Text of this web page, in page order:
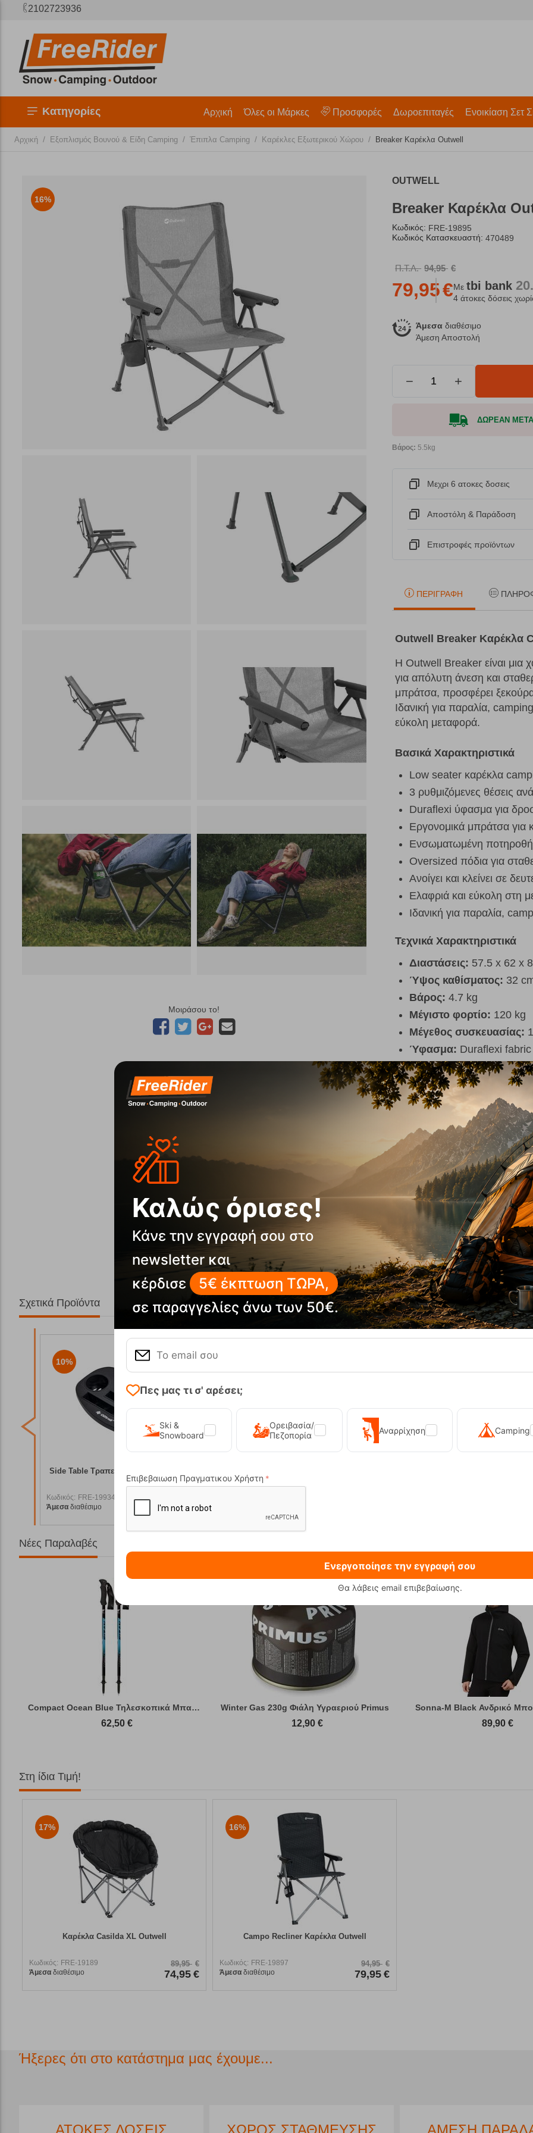
2102723936
Κατηγορίες Αρχική Όλες οι Μάρκες Προσφορές Δωροεπιταγές Ενοικίαση Σετ
Αρχική / Εξοπλισμός Βουνού & Είδη Camping / Έπιπλα Camping / Καρέκλες Eξωτερικού Χώρου / Breaker Καρέκλα Outwell
16%
Μοιράσου το!
OUTWELL
Breaker Καρέκλα
Κωδικός: FRE-19895
Κωδικός Κατασκευαστή: 470489
Π.Τ.Λ. 94,95 €
79,95€Μεtbi bank
4 άτοκες δόσεις
Άμεσα διαθέσιμο
Άμεση Αποστολή
− +
ΔΩΡΕΑΝ
Βάρος: 5.5kg
Μεχρι 6 ατοκες δοσεις
Αποστόλη & Παράδοση
Eπιστροφές προϊόντων
ΠΕΡΙΓΡΑΦΉ
Outwell Breaker Καρέκλα
Η Outwell Breaker είναι μια
για απόλυτη άνεση και
μπράτσα, προσφέρει
Ιδανική για παραλία,
εύκολη μεταφορά.
Βασικά Χαρακτηριστικά
Low seater καρέκλα
3 ρυθμιζόμενες θέσεις
Duraflexi ύφασμα για
Εργονομικά μπράτσα για
Ενσωματωμένη
Oversized πόδια για
Ανοίγει και κλείνει σε
Ελαφριά και εύκολη στη
Ιδανική για παραλία,
Τεχνικά Χαρακτηριστικά
Διαστάσεις: 57.5 x 62 x
Ύψος καθίσματος: 32
Βάρος: 4.7 kg
Μέγιστο φορτίο: 120 kg
Μέγεθος συσκευασίας:
Ύφασμα: Duraflexi
Σκελετός:Ατσάλι με
Σύνθεση υφάσματος:
Γιατί να το επιλέξεις
Χαμηλή καρέκλα ιδανική
3 θέσεις ανάκλισης για
Σταθερή και ελαφριά
Σχετικά Προϊόντα
10%
Side Table Τραπεζάκι για Καρέκλες OZtrail
Κωδικός: FRE-19934
Άμεσα διαθέσιμο 17,91 €
Νέες Παραλαβές
Compact Ocean Blue Τηλεσκοπικά Μπατόν Πεζ...
62,50 €
Winter Gas 230g Φιάλη Υγραεριού Primus
12,90 €
Sonna-M Black Ανδρικό
89,90 €
Στη ίδια Τιμή!
17%
Καρέκλα Casilda XL Outwell
Κωδικός: FRE-19189
Άμεσα διαθέσιμο
89,95 €
74,95 €
16%
Campo Recliner Καρέκλα Outwell
Κωδικός: FRE-19897
Άμεσα διαθέσιμο
94,95 €
79,95 €
Ήξερες ότι στο κατάστημα μας έχουμε...
ΑΤΟΚΕΣ ΔΟΣΕΙΣ ΧΩΡΟΣ ΣΤΑΘΜΕΥΣΗΣ ΑΜΕΣΗ
Καλώς όρισες!
Κάνε την εγγραφή σου στο
newsletter και
κέρδισε
5€ έκπτωση ΤΩΡΑ,
σε παραγγελίες άνω των 50€.
Πες μας τι σ' αρέσει;
Ski &
Snowboard
Ορειβασία/
Πεζοπορία
Αναρρίχηση Camping
Επιβεβαιωση Πραγματικου Χρήστη
Ενεργοποίησε την εγγραφή σου
Θα λάβεις email επιβεβαίωσης.